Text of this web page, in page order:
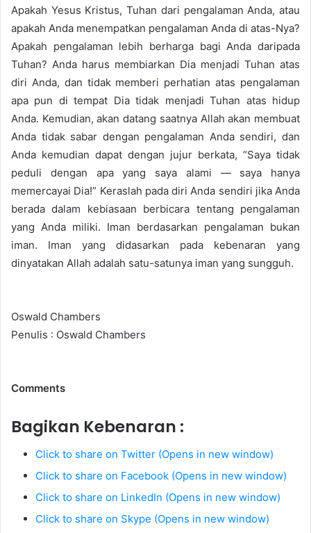
Apakah Yesus Kristus, Tuhan dari pengalaman Anda, atau
apakah Anda menempatkan pengalaman Anda di atas-Nya?
Apakah pengalaman lebih berharga bagi Anda daripada
Tuhan? Anda harus membiarkan Dia menjadi Tuhan atas
diri Anda, dan tidak memberi perhatian atas pengalaman
apa pun di tempat Dia tidak menjadi Tuhan atas hidup
Anda. Kemudian, akan datang saatnya Allah akan membuat
Anda tidak sabar dengan pengalaman Anda sendiri, dan
Anda kemudian dapat dengan jujur berkata, “Saya tidak
peduli dengan apa yang saya alami — saya hanya
memercayai Dia!” Keraslah pada diri Anda sendiri jika Anda
berada dalam kebiasaan berbicara tentang pengalaman
yang Anda miliki. Iman berdasarkan pengalaman bukan
iman. Iman yang didasarkan pada kebenaran yang
dinyatakan Allah adalah satu-satunya iman yang sungguh.
Oswald Chambers
Penulis : Oswald Chambers
Comments
Bagikan Kebenaran :
Click to share on Twitter (Opens in new window)
Click to share on Facebook (Opens in new window)
Click to share on LinkedIn (Opens in new window)
Click to share on Skype (Opens in new window)